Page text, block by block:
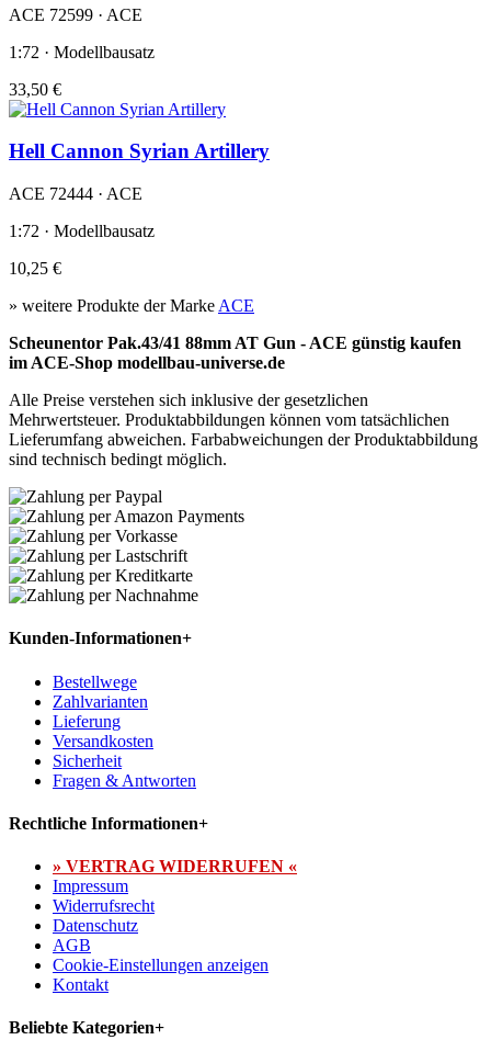
ACE 72599 · ACE
1:72 · Modellbausatz
33,50 €
Hell Cannon Syrian Artillery
ACE 72444 · ACE
1:72 · Modellbausatz
10,25 €
» weitere Produkte der Marke ACE
Scheunentor Pak.43/41 88mm AT Gun - ACE günstig kaufen
im ACE-Shop modellbau-universe.de
Alle Preise verstehen sich inklusive der gesetzlichen
Mehrwertsteuer. Produktabbildungen können vom tatsächlichen
Lieferumfang abweichen. Farbabweichungen der Produktabbildung
sind technisch bedingt möglich.
Kunden-Informationen+
Bestellwege
Zahlvarianten
Lieferung
Versandkosten
Sicherheit
Fragen & Antworten
Rechtliche Informationen+
» VERTRAG WIDERRUFEN «
Impressum
Widerrufsrecht
Datenschutz
AGB
Cookie-Einstellungen anzeigen
Kontakt
Beliebte Kategorien+